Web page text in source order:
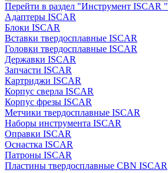
Перейти в раздел "Инструмент ISCAR "
Адаптеры ISCAR
Блоки ISCAR
Вставки твердосплавные ISCAR
Головки твердосплавные ISCAR
Державки ISCAR
Запчасти ISCAR
Картриджи ISCAR
Корпус сверла ISCAR
Корпус фрезы ISCAR
Метчики твердосплавные ISCAR
Наборы инструмента ISCAR
Оправки ISCAR
Оснастка ISCAR
Патроны ISCAR
Пластины твердосплавные CBN ISCAR